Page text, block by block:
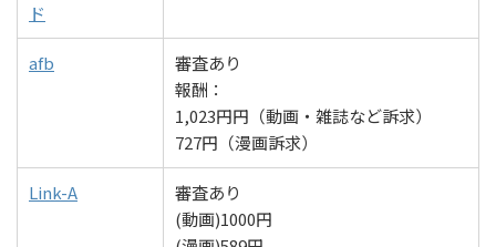
ド
afb
審査あり
報酬：
1,023円円（動画・雑誌など訴求）
727円（漫画訴求）
Link-A
審査あり
(動画)1000円